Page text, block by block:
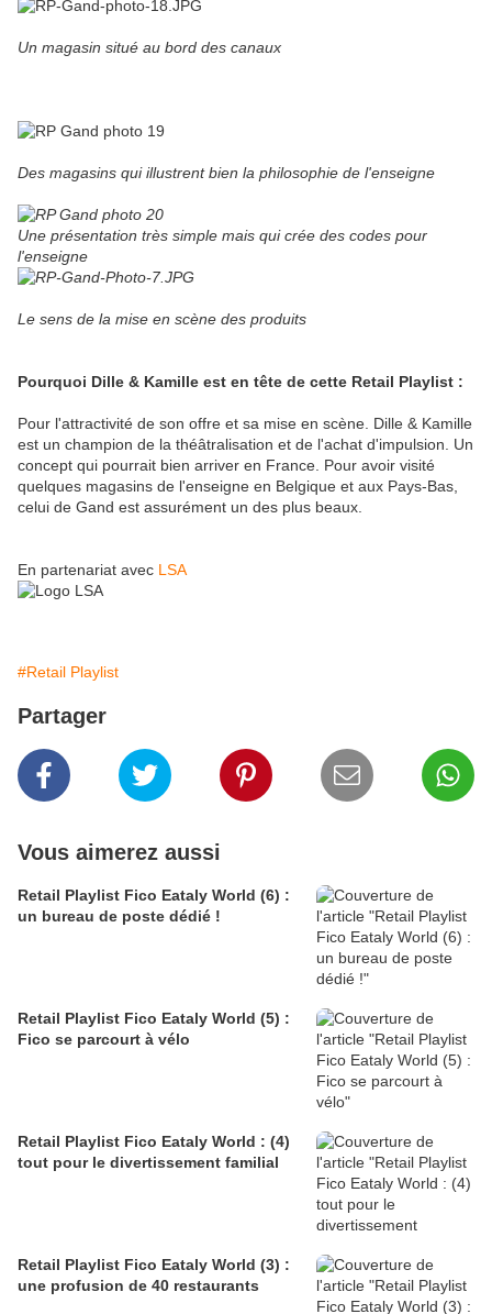
Un magasin situé au bord des canaux
Des magasins qui illustrent bien la philosophie de l'enseigne
Une présentation très simple mais qui crée des codes pour
l'enseigne
Le sens de la mise en scène des produits
Pourquoi Dille & Kamille est en tête de cette Retail Playlist :
Pour l'attractivité de son offre et sa mise en scène. Dille & Kamille
est un champion de la théâtralisation et de l'achat d'impulsion. Un
concept qui pourrait bien arriver en France. Pour avoir visité
quelques magasins de l'enseigne en Belgique et aux Pays-Bas,
celui de Gand est assurément un des plus beaux.
En partenariat avec LSA
#Retail Playlist
Partager
Vous aimerez aussi
Retail Playlist Fico Eataly World (6) :
un bureau de poste dédié !
Retail Playlist Fico Eataly World (5) :
Fico se parcourt à vélo
Retail Playlist Fico Eataly World : (4)
tout pour le divertissement familial
Retail Playlist Fico Eataly World (3) :
une profusion de 40 restaurants